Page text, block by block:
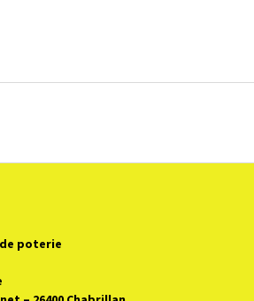
poterie